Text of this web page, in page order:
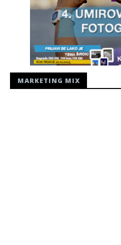
MARKETING MIX